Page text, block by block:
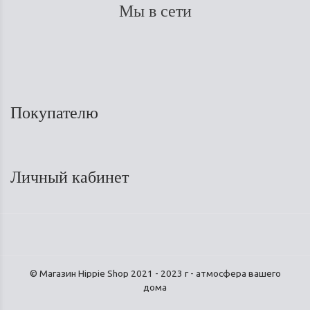
Мы в сети
Покупателю
Личный кабинет
© Магазин Hippie Shop 2021 - 2023 г - атмосфера вашего
дома